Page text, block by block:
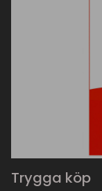
Trygga köp